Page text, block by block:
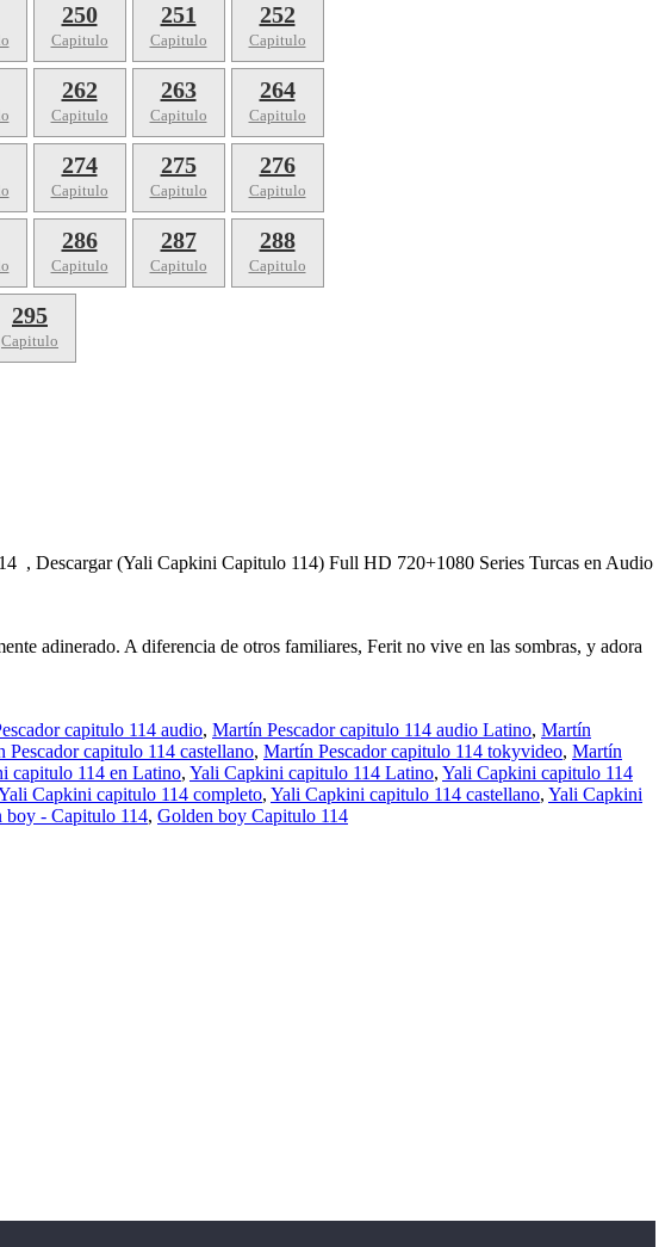
250
Capitulo
251
Capitulo
252
Capitulo
262
Capitulo
263
Capitulo
264
Capitulo
274
Capitulo
275
Capitulo
276
Capitulo
286
Capitulo
287
Capitulo
288
Capitulo
295
Capitulo
, Descargar (Yali Capkini Capitulo 114) Full HD 720+1080 Series Turcas en Audio
adinerado. A diferencia de otros familiares, Ferit no vive en las sombras, y adora
capitulo 114 audio, Martín Pescador capitulo 114 audio Latino, Martín
Pescador capitulo 114 castellano, Martín Pescador capitulo 114 tokyvideo, Martín
capitulo 114 en Latino, Yali Capkini capitulo 114 Latino, Yali Capkini capitulo 114
Capkini capitulo 114 completo, Yali Capkini capitulo 114 castellano, Yali Capkini
boy - Capitulo 114, Golden boy Capitulo 114